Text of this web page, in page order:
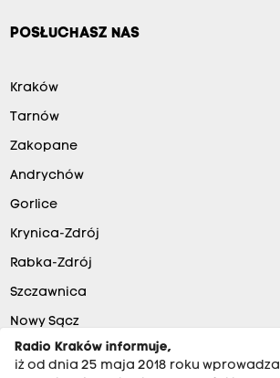
POSŁUCHASZ NAS
Kraków
Tarnów
Zakopane
Andrychów
Gorlice
Krynica-Zdrój
Rabka-Zdrój
Szczawnica
Nowy Sącz
Radio Kraków informuje,
iż od dnia 25 maja 2018 roku wprowadza